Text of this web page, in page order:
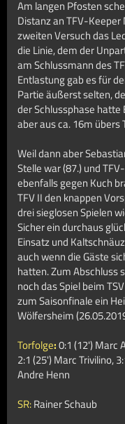
Am langen Pfosten
Distanz an TFV-
zweiten Versuch das
die Linie, dem der
am Schlussmann des
Entlastung gab es für
Partie äußerst selten,
der Schlussphase
aber aus ca. 16m übers
Weil dann aber
Stelle war (87.) und
ebenfalls gegen Kuch
TFV II den knappen
drei sieglosen Spielen
Sicher ein durchaus
Einsatz und
auch wenn die Gäste
hatten. Zum Abschluss
noch das Spiel beim
zum Saisonfinale ein
Wölfersheim
Torfolge:0:1 (12') Marc
2:1 (25') Marc Trivilino,
Andre Henn
SR:Rainer Schaub